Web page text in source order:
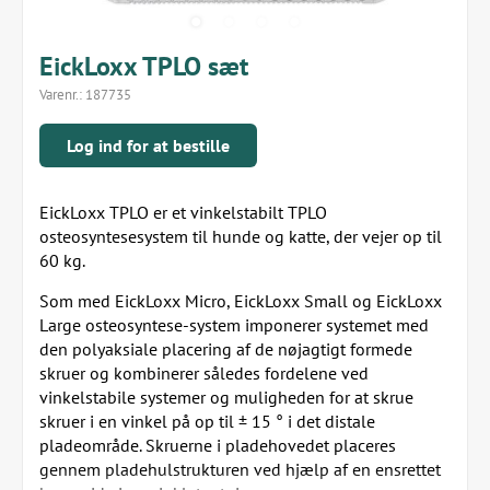
EickLoxx TPLO sæt
Varenr.: 187735
Log ind for at bestille
EickLoxx TPLO er et vinkelstabilt TPLO
osteosyntesesystem til hunde og katte, der vejer op til
60 kg.
Som med EickLoxx Micro, EickLoxx Small og EickLoxx
Large osteosyntese-system imponerer systemet med
den polyaksiale placering af de nøjagtigt formede
skruer og kombinerer således fordelene ved
vinkelstabile systemer og muligheden for at skrue
skruer i en vinkel på op til ± 15 ° i det distale
pladeområde. Skruerne i pladehovedet placeres
gennem pladehulstrukturen ved hjælp af en ensrettet